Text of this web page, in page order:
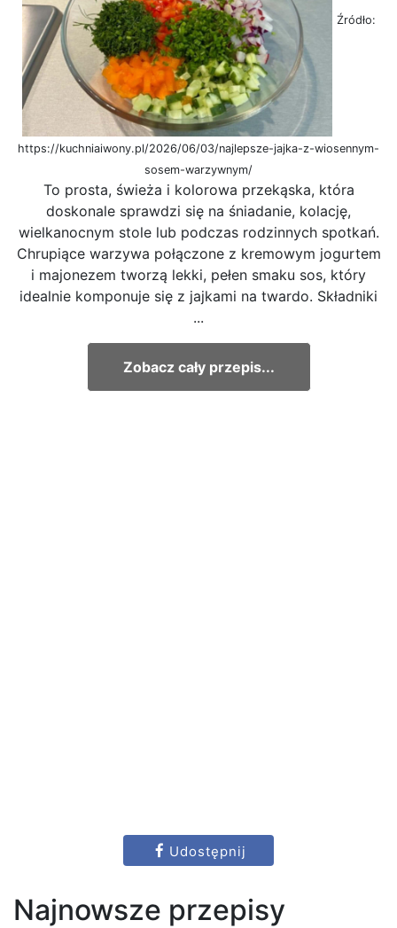
Źródło:
https://kuchniaiwony.pl/2026/06/03/najlepsze-jajka-z-wiosennym-
sosem-warzywnym/
To prosta, świeża i kolorowa przekąska, która
doskonale sprawdzi się na śniadanie, kolację,
wielkanocnym stole lub podczas rodzinnych spotkań.
Chrupiące warzywa połączone z kremowym jogurtem
i majonezem tworzą lekki, pełen smaku sos, który
idealnie komponuje się z jajkami na twardo. Składniki
...
Zobacz cały przepis...
Udostępnij
Najnowsze przepisy